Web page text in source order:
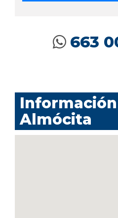
663
Almócita